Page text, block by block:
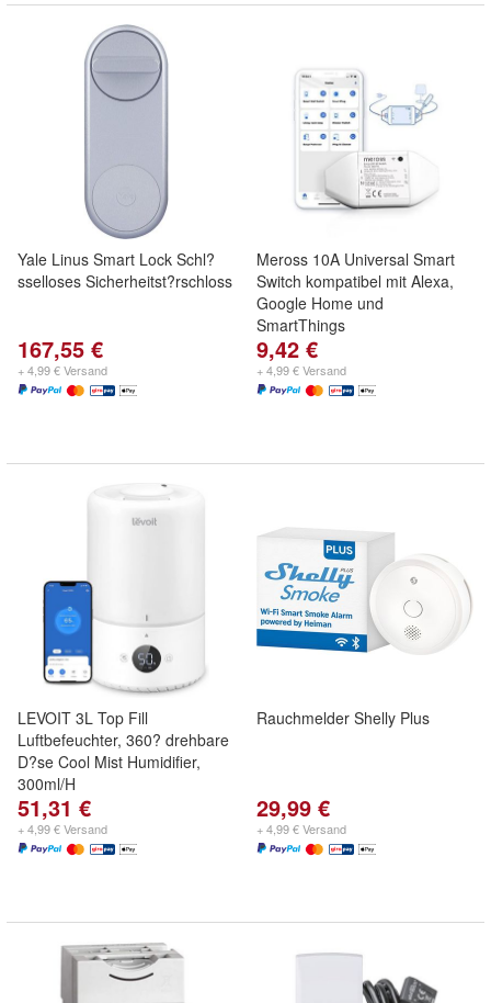
Yale Linus Smart Lock Schl?
sselloses Sicherheitst?rschloss
167,55 €
+ 4,99 € Versand
Meross 10A Universal Smart
Switch kompatibel mit Alexa,
Google Home und
SmartThings
9,42 €
+ 4,99 € Versand
LEVOIT 3L Top Fill
Luftbefeuchter, 360? drehbare
D?se Cool Mist Humidifier,
300ml/H
51,31 €
+ 4,99 € Versand
Rauchmelder Shelly Plus
29,99 €
+ 4,99 € Versand